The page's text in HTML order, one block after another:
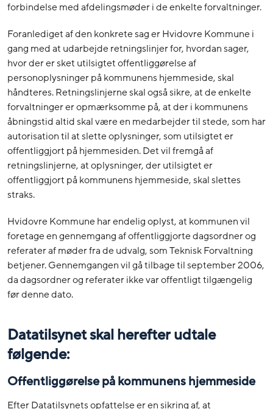
forbindelse med afdelingsmøder i de enkelte forvaltninger.
Foranlediget af den konkrete sag er Hvidovre Kommune i
gang med at udarbejde retningslinjer for, hvordan sager,
hvor der er sket utilsigtet offentliggørelse af
personoplysninger på kommunens hjemmeside, skal
håndteres. Retningslinjerne skal også sikre, at de enkelte
forvaltninger er opmærksomme på, at der i kommunens
åbningstid altid skal være en medarbejder til stede, som har
autorisation til at slette oplysninger, som utilsigtet er
offentliggjort på hjemmesiden. Det vil fremgå af
retningslinjerne, at oplysninger, der utilsigtet er
offentliggjort på kommunens hjemmeside, skal slettes
straks.
Hvidovre Kommune har endelig oplyst, at kommunen vil
foretage en gennemgang af offentliggjorte dagsordner og
referater af møder fra de udvalg, som Teknisk Forvaltning
betjener. Gennemgangen vil gå tilbage til september 2006,
da dagsordner og referater ikke var offentligt tilgængelig
før denne dato.
Datatilsynet skal herefter udtale
følgende:
Offentliggørelse på kommunens hjemmeside
Efter Datatilsynets opfattelse er en sikring af, at